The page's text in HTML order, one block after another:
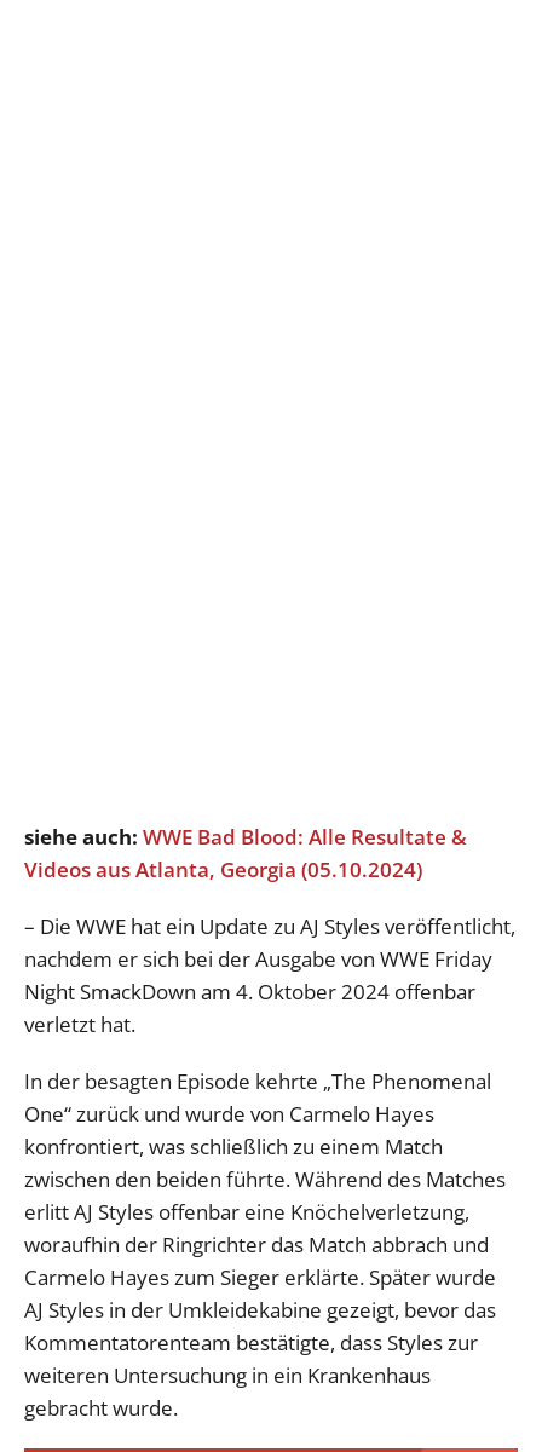
siehe auch: WWE Bad Blood: Alle Resultate &
Videos aus Atlanta, Georgia (05.10.2024)
– Die WWE hat ein Update zu AJ Styles veröffentlicht,
nachdem er sich bei der Ausgabe von WWE Friday
Night SmackDown am 4. Oktober 2024 offenbar
verletzt hat.
In der besagten Episode kehrte „The Phenomenal
One“ zurück und wurde von Carmelo Hayes
konfrontiert, was schließlich zu einem Match
zwischen den beiden führte. Während des Matches
erlitt AJ Styles offenbar eine Knöchelverletzung,
woraufhin der Ringrichter das Match abbrach und
Carmelo Hayes zum Sieger erklärte. Später wurde
AJ Styles in der Umkleidekabine gezeigt, bevor das
Kommentatorenteam bestätigte, dass Styles zur
weiteren Untersuchung in ein Krankenhaus
gebracht wurde.